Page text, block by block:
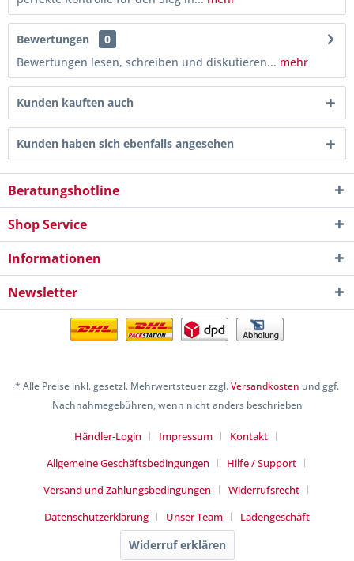
Bewertungen
0
Bewertungen lesen, schreiben und diskutieren... mehr
Kunden kauften auch
Kunden haben sich ebenfalls angesehen
Beratungshotline
Shop Service
Informationen
Newsletter
* Alle Preise inkl. gesetzl. Mehrwertsteuer zzgl.Versandkosten und ggf.
Nachnahmegebühren, wenn nicht anders beschrieben
Händler-Login Impressum
Kontakt
Allgemeine Geschäftsbedingungen
Hilfe / Support
Versand und Zahlungsbedingungen
Widerrufsrecht
Datenschutzerklärung
Unser Team Ladengeschäft
Widerruf erklären